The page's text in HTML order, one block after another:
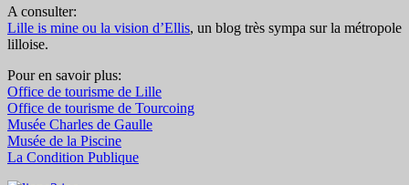
A consulter:
Lille is mine ou la vision d’Ellis, un blog très sympa sur la métropole
lilloise.
Pour en savoir plus:
Office de tourisme de Lille
Office de tourisme de Tourcoing
Musée Charles de Gaulle
Musée de la Piscine
La Condition Publique